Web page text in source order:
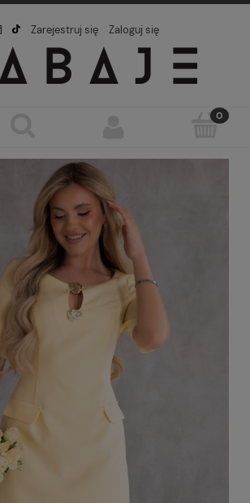
Zarejestruj się Zaloguj się